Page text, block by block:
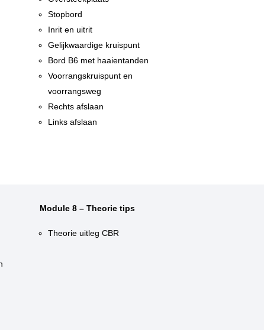
Stopbord
Inrit en uitrit
Gelijkwaardige kruispunt
Bord B6 met haaientanden
Voorrangskruispunt en
voorrangsweg
Rechts afslaan
Links afslaan
Module 8 – Theorie tips
Theorie uitleg CBR